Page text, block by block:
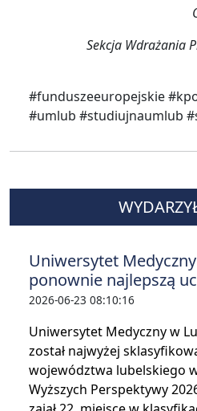
Sekcja Wdrażania
#funduszeeuropejskie
#umlub #studiujnaumlub
Uniwersytet
ponownie najlepszą
2026-06-23 08:10:16
Uniwersytet Medyczny w
został najwyżej
województwa lubelskiego
Wyższych Perspektywy